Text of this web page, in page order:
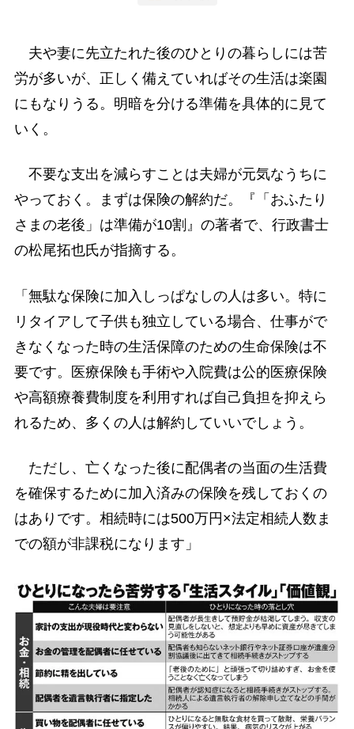
夫や妻に先立たれた後のひとりの暮らしには苦
労が多いが、正しく備えていればその生活は楽園
にもなりうる。明暗を分ける準備を具体的に見て
いく。
不要な支出を減らすことは夫婦が元気なうちに
やっておく。まずは保険の解約だ。『「おふたり
さまの老後」は準備が10割』の著者で、行政書士
の松尾拓也氏が指摘する。
「無駄な保険に加入しっぱなしの人は多い。特に
リタイアして子供も独立している場合、仕事がで
きなくなった時の生活保障のための生命保険は不
要です。医療保険も手術や入院費は公的医療保険
や高額療養費制度を利用すれば自己負担を抑えら
れるため、多くの人は解約していいでしょう。
ただし、亡くなった後に配偶者の当面の生活費
を確保するために加入済みの保険を残しておくの
はありです。相続時には500万円×法定相続人数ま
での額が非課税になります」